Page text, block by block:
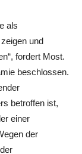
als
und
fordert Most.
beschlossen.
betroffen ist,
einer
der